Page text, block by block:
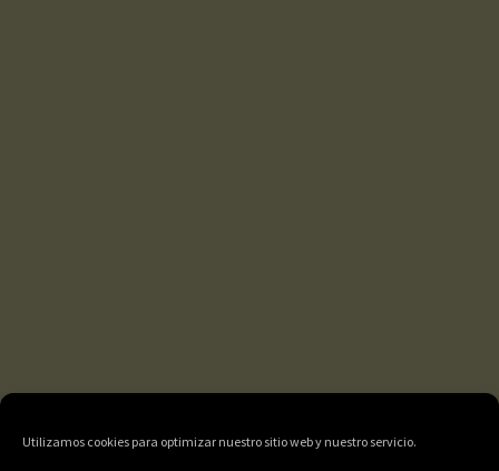
Utilizamos cookies para optimizar nuestro sitio web y nuestro servicio.